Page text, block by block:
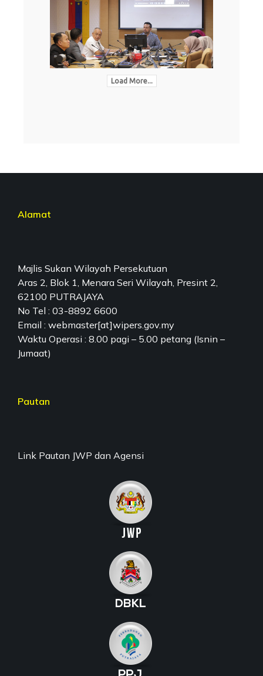
Load More...
Alamat
Majlis Sukan Wilayah Persekutuan
Aras 2, Blok 1, Menara Seri Wilayah, Presint 2,
62100 PUTRAJAYA
No Tel : 03-8892 6600
Email : webmaster[at]wipers.gov.my
Waktu Operasi : 8.00 pagi – 5.00 petang (Isnin –
Jumaat)
Pautan
Link Pautan JWP dan Agensi